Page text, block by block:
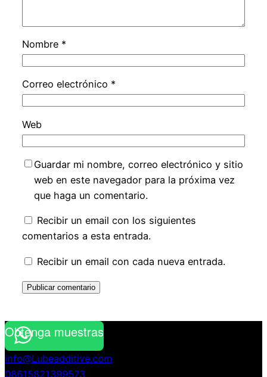
Nombre *
Correo electrónico *
Web
Guardar mi nombre, correo electrónico y sitio
web en este navegador para la próxima vez
que haga un comentario.
Recibir un email con los siguientes
comentarios a esta entrada.
Recibir un email con cada nueva entrada.
Obtenga muestras
info@Lubeadditive.com
08615821399573